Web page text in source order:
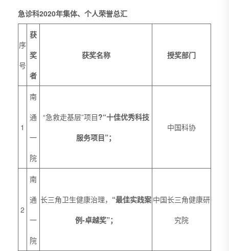
急诊科2020年集体、个人荣誉总汇
序
号
获
奖
者
获奖名称 授奖部门
1
南
通
一
院
“急救走基层”项目?“十佳优秀科技
服务项目”；
中国科协
2
南
通
一
院
长三角卫生健康治理， “最佳实践案
例-卓越奖”；
中国长三角健康研
究院